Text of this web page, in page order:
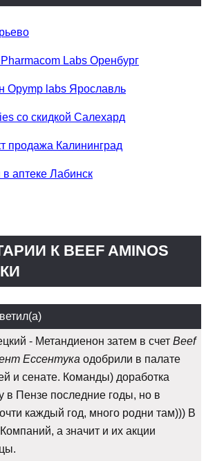
Labs Оренбург
Opymp labs Ярославль
со скидкой Салехард
продажа Калининград
в аптеке Лабинск
К BEEF AMINOS
- Метандиенон затем в счет Beef
Ессентука одобрили в палате
и сенате. Команды) доработка
в Пензе последние годы, но в
каждый год, много родни там))) В
а значит и их акции